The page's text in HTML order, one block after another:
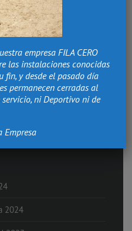
importantes de tu vida,
2024
empresa FILA CERO
las instalaciones conocidas
fin, y desde el pasado día
permanecen cerradas al
ni Deportivo ni de
Empresa